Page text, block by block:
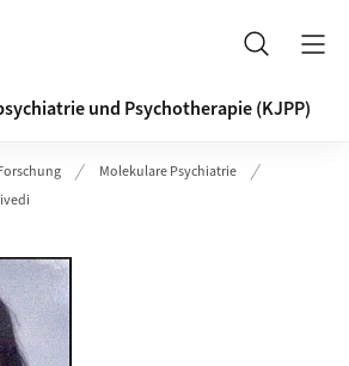
Suche
und Psychotherapie (KJPP)
Molekulare Psychiatrie